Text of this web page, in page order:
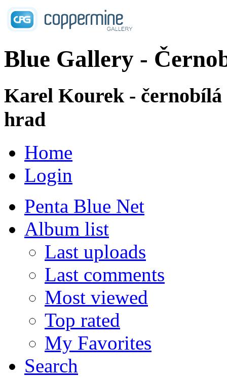
Blue Gallery -
Karel Kourek -
hrad
Home
Login
Penta Blue Net
Album list
Last uploads
Last comments
Most viewed
Top rated
My Favorites
Search